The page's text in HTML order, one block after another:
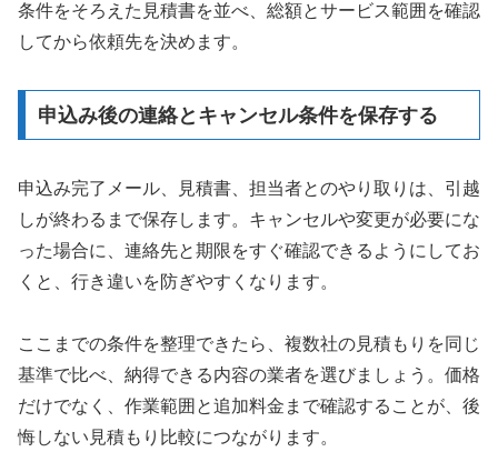
条件をそろえた見積書を並べ、総額とサービス範囲を確認
してから依頼先を決めます。
申込み後の連絡とキャンセル条件を保存する
申込み完了メール、見積書、担当者とのやり取りは、引越
しが終わるまで保存します。キャンセルや変更が必要にな
った場合に、連絡先と期限をすぐ確認できるようにしてお
くと、行き違いを防ぎやすくなります。
ここまでの条件を整理できたら、複数社の見積もりを同じ
基準で比べ、納得できる内容の業者を選びましょう。価格
だけでなく、作業範囲と追加料金まで確認することが、後
悔しない見積もり比較につながります。